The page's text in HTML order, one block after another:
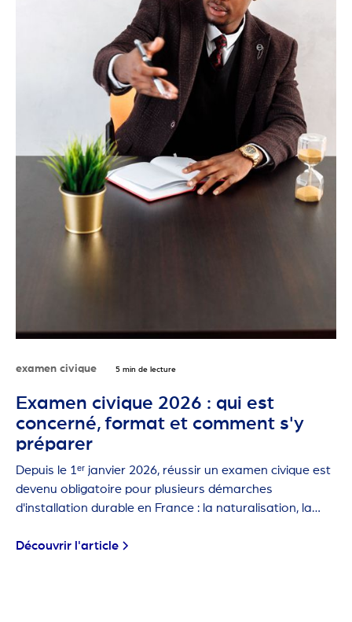
examen civique 5 min de lecture
Examen civique 2026 : qui est
concerné, format et comment s'y
préparer
Depuis le 1ᵉʳ janvier 2026, réussir un examen civique est
devenu obligatoire pour plusieurs démarches
d'installation durable en France : la naturalisation, la
séjour pluriannuelle.
Découvrir l'article